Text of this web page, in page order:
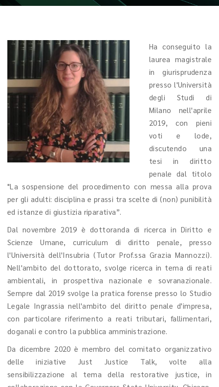
Ha conseguito la
laurea magistrale
in giurisprudenza
presso l'Università
degli Studi di
Milano nell'aprile
2019, con pieni
voti e lode,
discutendo una
tesi in diritto
penale dal titolo
"La sospensione del procedimento con messa alla prova
per gli adulti: disciplina e prassi tra scelte di (non) punibilità
ed istanze di giustizia riparativa”.
Dal novembre 2019 è dottoranda di ricerca in Diritto e
Scienze Umane, curriculum di diritto penale, presso
l'Università dell'Insubria (Tutor Prof.ssa Grazia Mannozzi).
Nell'ambito del dottorato, svolge ricerca in tema di reati
ambientali, in prospettiva nazionale e sovranazionale.
Sempre dal 2019 svolge la pratica forense presso lo Studio
Legale Ingrassia nell'ambito del diritto penale d'impresa,
con particolare riferimento a reati tributari, fallimentari,
doganali e contro la pubblica amministrazione.
Da dicembre 2020 è membro del comitato organizzativo
delle iniziative Just Justice Talk, volte alla
sensibilizzazione al tema della restorative justice, in